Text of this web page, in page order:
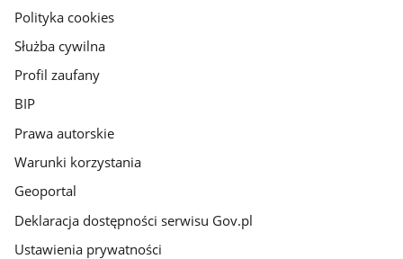
gov.pl
Polityka cookies
Służba cywilna
Profil zaufany
BIP
Prawa autorskie
Warunki korzystania
Geoportal
Deklaracja dostępności serwisu Gov.pl
Ustawienia prywatności